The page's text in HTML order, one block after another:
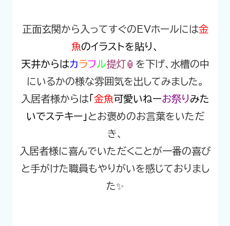
正面玄関から入ってすぐのEVホールには金
魚のイラストを貼り、
天井からはカラフ ル提灯🏮 を下げ、水槽の中
にいるかの様な雰囲気を出してみました。
入居者様からは 金魚可愛いねーお祭り みた
いでステキー」 とお褒めのお言葉をいただ
き、
入居者様に喜んでいただくことが一番の喜び
と手がけた職員もやりがいを感じておりまし
た✨